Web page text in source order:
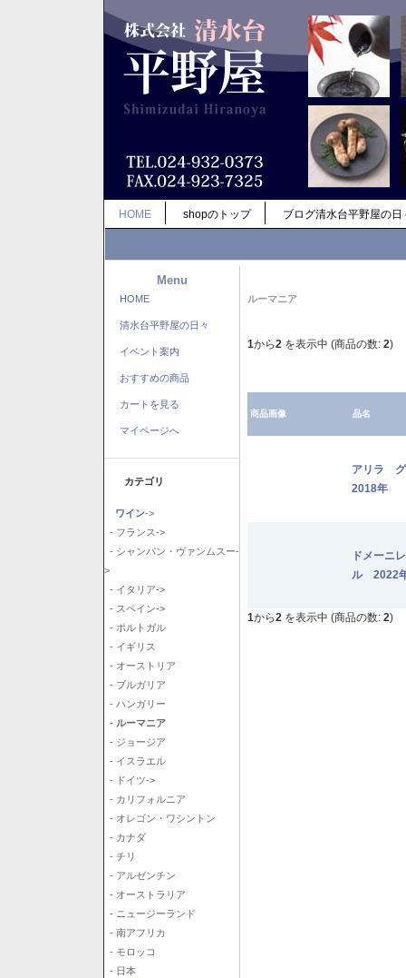
HOME shopのトップ ブログ清水台平野屋の日
Menu
HOME
清水台平野屋の日々
イベント案内
おすすめの商品
カートを見る
マイページへ
カテゴリ
ワイン->
- フランス->
- シャンパン・ヴァンムスー-
>
- イタリア->
- スペイン->
- ポルトガル
- イギリス
- オーストリア
- ブルガリア
- ハンガリー
- ルーマニア
- ジョージア
- イスラエル
- ドイツ->
- カリフォルニア
- オレゴン・ワシントン
- カナダ
- チリ
- アルゼンチン
- オーストラリア
- ニュージーランド
- 南アフリカ
- モロッコ
- 日本
ルーマニア
1から2 を表示中 (商品の数: 2)
商品画像 品名
アリラ
2018年
ドメーニ
ル 2022
1から2 を表示中 (商品の数: 2)